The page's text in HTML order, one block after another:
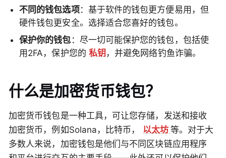
不同的钱包选项：基于软件的钱包更方便易用，但
硬件钱包更安全。选择适合您喜好的钱包。
保护你的钱包 ：尽一切可能保护您的钱包，包括使
用2FA，保护您的 私钥 ，并避免网络钓鱼诈骗。
什么是加密货币钱包？
加密货币钱包是一种工具，可让您存储，发送和接收
加密货币，例如Solana，比特币， 以太坊 等。对于大
多数人来说，加密钱包是他们与不同区块链应用程序